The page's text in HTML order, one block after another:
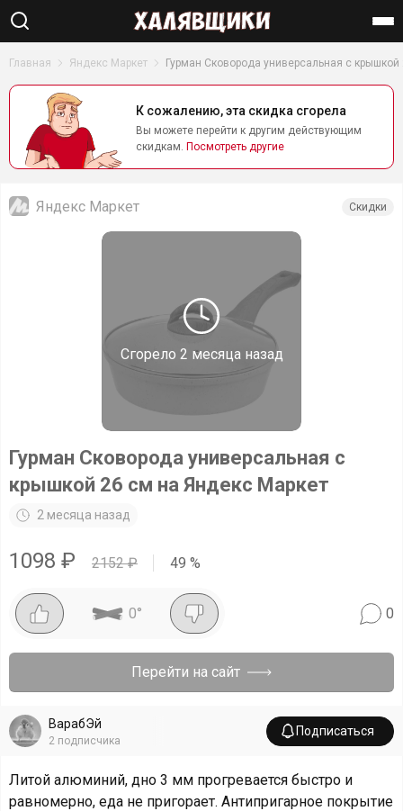
Найти
Главная Яндекс Маркет Гурман Сковорода универсальная с
К сожалению, эта скидка сгорела
Вы можете перейти к другим действующим
скидкам. Посмотреть другие
Сгорело 2 месяца назад
Яндекс Маркет Скидки
Гурман Сковорода универсальная с
крышкой 26 см на Яндекс Маркет
2 месяца назад
1098 ₽ 2152₽ 49 %
0° 0
Перейти на сайт
ВарабЭй
2 подписчика
Подписаться
Литой алюминий, дно 3 мм прогревается быстро и
равномерно, еда не пригорает. Антипригарное покрытие